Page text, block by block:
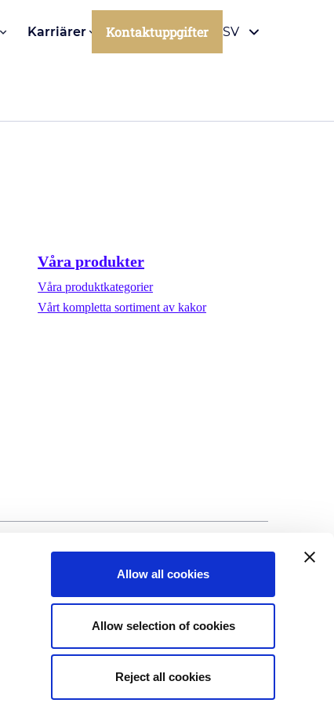
Allow all cookies
Allow selection of cookies
Reject all cookies
Karriärer Kontaktuppgifter SV
Våra produkter
Våra produktkategorier
Vårt kompletta sortiment av kakor
©Biscuit International 2023